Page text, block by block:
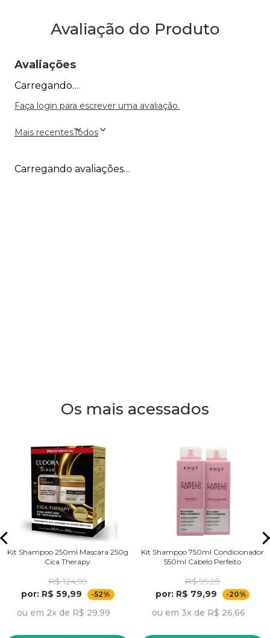
Avaliação do Produto
Avaliações
Carregando…
Faça login para escrever uma avaliação.
Mais recentesTodos
Carregando avaliações…
Os mais acessados
Kit Shampoo 250ml Mascara 250g
Cica Therapy
R$ 124,99
por: R$ 59,99
-52%
ou em 2x de R$ 29,99
Kit Shampoo 750ml Condicionador
550ml Cabelo Perfeito
R$ 99,99
por: R$ 79,99
-20%
ou em 3x de R$ 26,66